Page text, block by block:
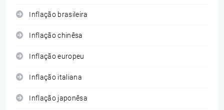
Inflação brasileira
Inflação chinêsa
Inflação europeu
Inflação italiana
Inflação japonêsa